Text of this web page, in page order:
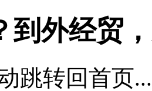
到外经贸
跳转回首页...